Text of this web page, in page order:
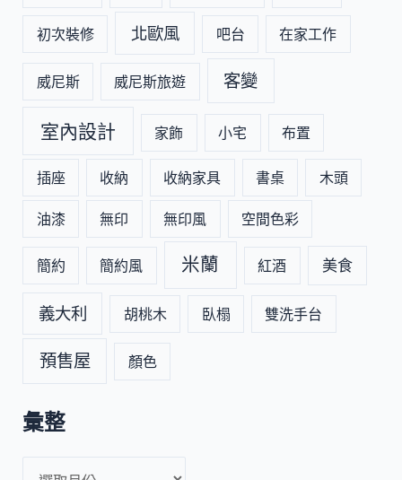
初次裝修 北歐風 吧台 在家工作
威尼斯 威尼斯旅遊 客變
室內設計 家飾 小宅 布置
插座 收納 收納家具 書桌 木頭
油漆 無印 無印風 空間色彩
簡約 簡約風 米蘭 紅酒 美食
義大利 胡桃木 臥榻 雙洗手台
預售屋 顏色
彙整